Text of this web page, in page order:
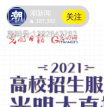
潮新闻
187,392 关注
1382643762